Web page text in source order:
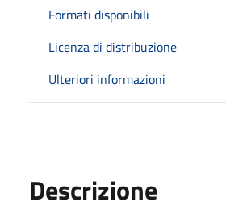
Formati disponibili
Licenza di distribuzione
Ulteriori informazioni
Descrizione